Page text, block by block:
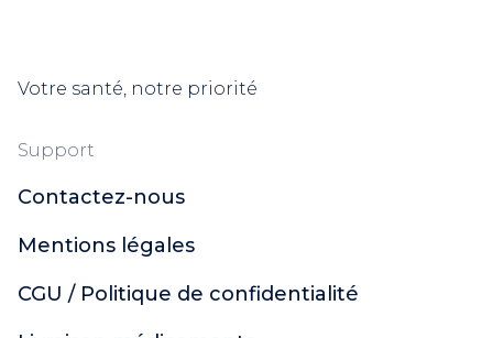
Votre santé, notre priorité
Support
Contactez-nous
Mentions légales
CGU / Politique de confidentialité